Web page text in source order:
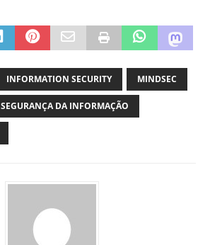
INFORMATION SECURITY MINDSEC
SEGURANÇA DA INFORMAÇÃO